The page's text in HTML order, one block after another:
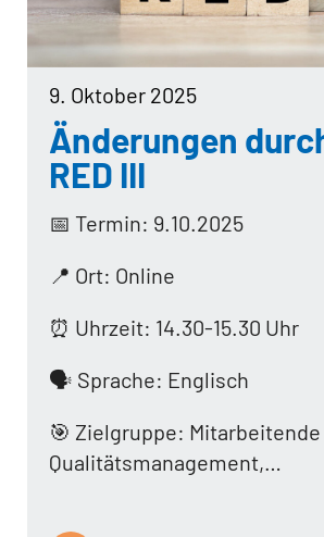
9. Oktober 2025
Änderungen
RED III
📅 Termin: 9.10.2025
📍 Ort: Online
⏰ Uhrzeit: 14.30-15.30 Uhr
🗣️ Sprache: Englisch
🎯 Zielgruppe: Mitarbeitende
Qualitätsmanagement,…